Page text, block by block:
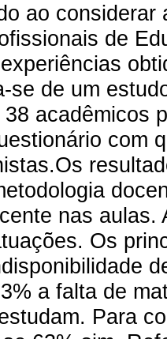
ao
de
se de um
acadêmicos
com
nas
Os
a falta de
Para